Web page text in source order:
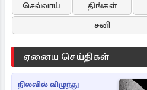
செவ்வாய்
திங்கள்
சனி
ஏனைய செய்திகள்
நிலவில் விழுந்து